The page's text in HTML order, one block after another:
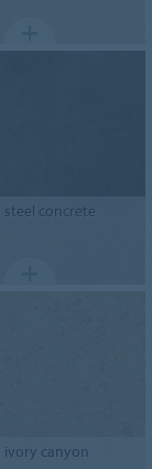
steel concrete
ivory canyon